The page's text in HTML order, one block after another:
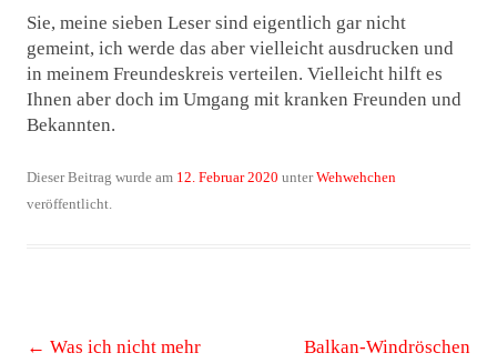
Sie, meine sieben Leser sind eigentlich gar nicht
gemeint, ich werde das aber vielleicht ausdrucken und
in meinem Freundeskreis verteilen. Vielleicht hilft es
Ihnen aber doch im Umgang mit kranken Freunden und
Bekannten.
Dieser Beitrag wurde am 12. Februar 2020 unterWehwehchen
veröffentlicht.
Beitrags-
← Was ich nicht mehr
Balkan-Windröschen